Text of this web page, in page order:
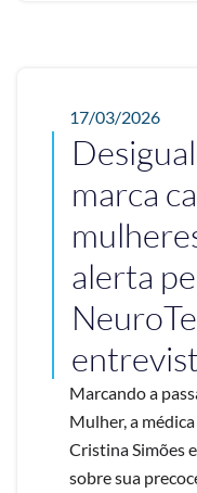
17/03/2026
marca
alerta
Marcando a
Mulher, a
Cristina Simões
sobre sua